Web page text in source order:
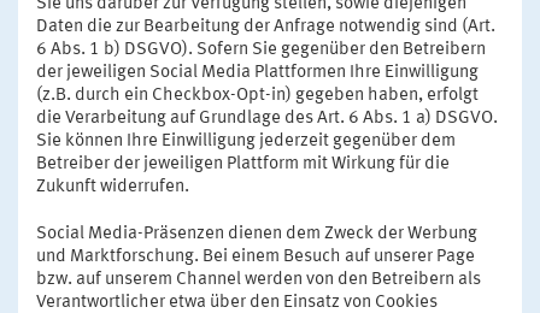
Sie uns darüber zur Verfügung stellen, sowie diejenigen
Daten die zur Bearbeitung der Anfrage notwendig sind (Art.
6 Abs. 1 b) DSGVO). Sofern Sie gegenüber den Betreibern
der jeweiligen Social Media Plattformen Ihre Einwilligung
(z.B. durch ein Checkbox-Opt-in) gegeben haben, erfolgt
die Verarbeitung auf Grundlage des Art. 6 Abs. 1 a) DSGVO.
Sie können Ihre Einwilligung jederzeit gegenüber dem
Betreiber der jeweiligen Plattform mit Wirkung für die
Zukunft widerrufen.
Social Media-Präsenzen dienen dem Zweck der Werbung
und Marktforschung. Bei einem Besuch auf unserer Page
bzw. auf unserem Channel werden von den Betreibern als
Verantwortlicher etwa über den Einsatz von Cookies